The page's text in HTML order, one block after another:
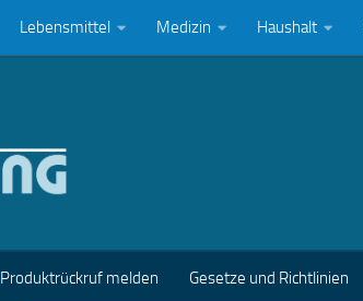
Lebensmittel Medizin Haushalt
Produktrückruf melden Gesetze und Richtlinien